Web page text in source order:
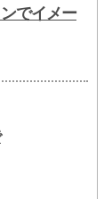
でイメー